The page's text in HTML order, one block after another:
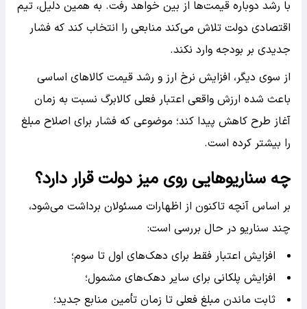
با رشد دوباره قیمت‌ها از بین خواهد رفت. به همین دلیل، تیم
اقتصادی دولت تلاش می‌کند منابعی را انتخاب کند که فشار
جدیدی بر بودجه وارد نکند.
از سوی دیگر، افزایش نرخ ارز و رشد قیمت کالاهای اساسی
باعث شده ارزش واقعی اعتبار فعلی کالابرگ نسبت به زمان
آغاز طرح کاهش پیدا کند؛ موضوعی که فشار برای اصلاح مبلغ
را بیشتر کرده است.
چه سناریوهایی روی میز دولت قرار دارد؟
بر اساس آنچه تاکنون از اظهارات مسئولان برداشت می‌شود،
چند سناریو در حال بررسی است:
افزایش اعتبار فقط برای دهک‌های اول تا سوم؛
افزایش پلکانی برای سایر دهک‌های مشمول؛
ثابت ماندن مبلغ فعلی تا زمان تأمین منابع جدید؛